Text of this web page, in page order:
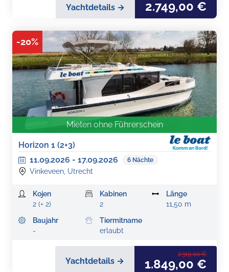
Yachtdetails → 2.749,00 €
-20%
Mieten ohne Führerschein
Horizon 1 (2+3)
11.09.2026 - 17.09.2026 6 Nächte
Vinkeveen, Utrecht
Kojen
2 (+ 2)
Kabinen
2
Länge
11,50 m
Baujahr
-
Tiermitname
erlaubt
Yachtdetails →
2.319,00 €
1.849,00 €